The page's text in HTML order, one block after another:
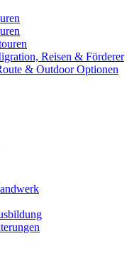
Reisen & Förderer
& Outdoor Optionen